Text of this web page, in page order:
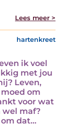
Lees meer >
hartenkreet
ik voel
met jou
Leven,
om
voor wat
wel maf?
dat…